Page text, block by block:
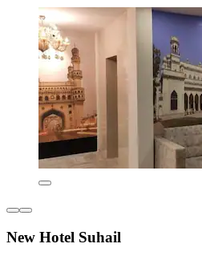
New Hotel Suhail